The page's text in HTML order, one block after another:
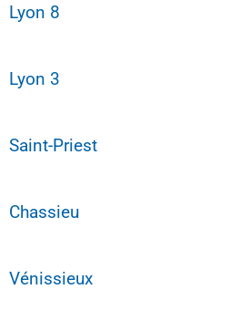
Lyon 8
Lyon 3
Saint-Priest
Chassieu
Vénissieux